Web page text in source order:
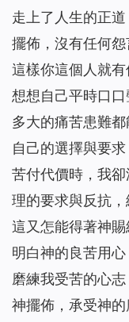
走上了人生的正
擺佈，沒有任何怨
這樣你這個人就有
想想自己平時口
多大的痛苦患難
自己的選擇與要
苦付代價時，我
理的要求與反抗，
這又怎能得著神
明白神的良苦用
磨練我受苦的心
神擺佈，承受神的